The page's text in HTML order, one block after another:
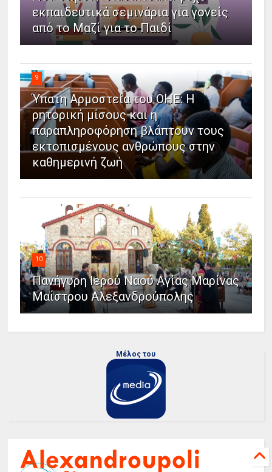
εκπαιδευτικά σεμινάρια για γονείς
από το Μαζί για το Παιδί
9
Ύπατη Αρμοστεία του ΟΗΕ: Η
ρητορική μίσους και η
παραπληροφόρηση βλάπτουν τους
εκτοπισμένους ανθρώπους στην
καθημερινή ζωή
10
Πανήγυρη Ιερού Ναού Αγίας Μαρίνας
Μαΐστρου Αλεξανδρούπολης
Μέλος του